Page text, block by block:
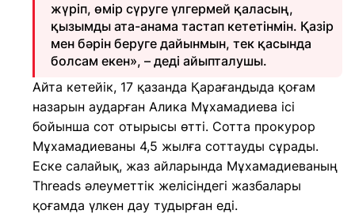
жүріп, өмір сүруге үлгермей қаласың,
қызымды ата-анама тастап кететінмін. Қазір
мен бәрін беруге дайынмын, тек қасында
болсам екен», – деді айыпталушы.
Айта кетейік, 17 қазанда Қарағандыда қоғам
назарын аударған Алика Мұхамадиева ісі
бойынша сот отырысы өтті. Сотта прокурор
Мұхамадиеваны 4,5 жылға соттауды сұрады.
Еске салайық, жаз айларында Мұхамадиеваның
Threads әлеуметтік желісіндегі жазбалары
қоғамда үлкен дау тудырған еді.